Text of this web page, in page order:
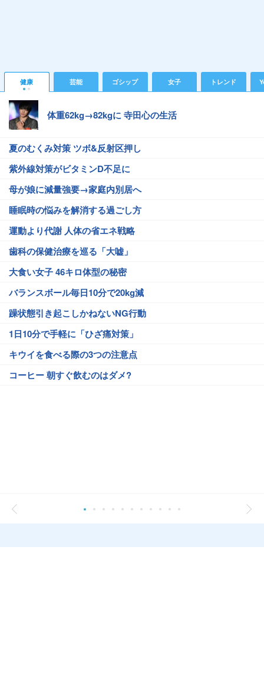
健康 芸能 ゴシップ 女子 トレンド
体重62kg→82kgに 寺田心の生活
夏のむくみ対策 ツボ&反射区押し
紫外線対策がビタミンD不足に
母が娘に減量強要→家庭内別居へ
睡眠時の悩みを解消する過ごし方
運動より代謝 人体の省エネ戦略
歯科の保健治療を巡る「大嘘」
大食い女子 46キロ体型の秘密
バランスボール毎日10分で20kg減
躁状態引き起こしかねないNG行動
1日10分で手軽に「ひざ痛対策」
キウイを食べる際の3つの注意点
コーヒー 朝すぐ飲むのはダメ?